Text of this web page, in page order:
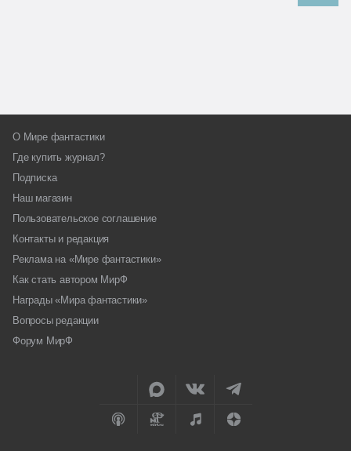
О Мире фантастики
Где купить журнал?
Подписка
Наш магазин
Пользовательское соглашение
Контакты и редакция
Реклама на «Мире фантастики»
Как стать автором МирФ
Награды «Мира фантастики»
Вопросы редакции
Форум МирФ